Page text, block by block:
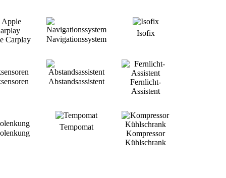
Carplay Navigationssystem
Isofix
Abstandsassistent
Fernlicht-
Assistent
Tempomat
Kompressor
Kühlschrank